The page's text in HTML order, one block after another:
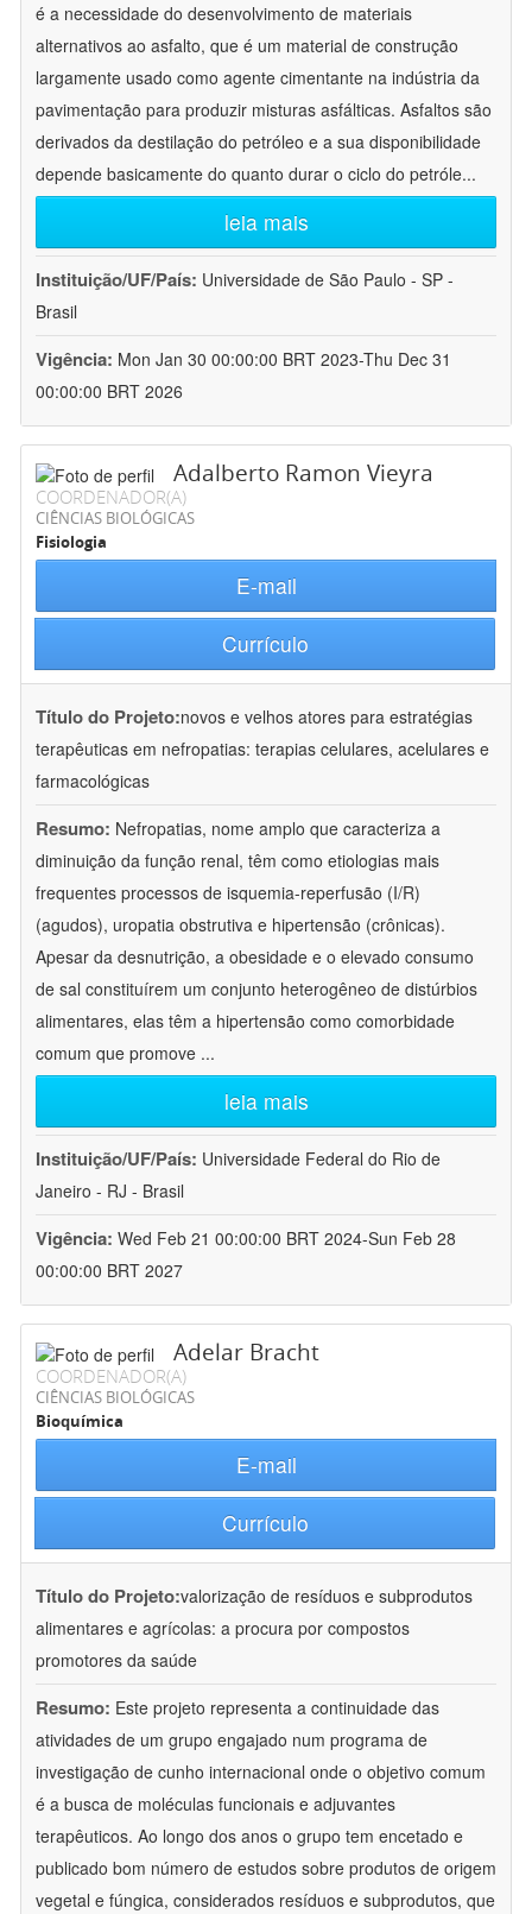
é a necessidade do desenvolvimento de materiais
alternativos ao asfalto, que é um material de construção
largamente usado como agente cimentante na indústria da
pavimentação para produzir misturas asfálticas. Asfaltos são
derivados da destilação do petróleo e a sua disponibilidade
depende basicamente do quanto durar o ciclo do petróle...
leia mais
Instituição/UF/País: Universidade de São Paulo - SP -
Brasil
Vigência: Mon Jan 30 00:00:00 BRT 2023-Thu Dec 31
00:00:00 BRT 2026
Adalberto Ramon Vieyra
COORDENADOR(A)
CIÊNCIAS BIOLÓGICAS
Fisiologia
E-mail
Currículo
Título do Projeto:novos e velhos atores para estratégias
terapêuticas em nefropatias: terapias celulares, acelulares e
farmacológicas
Resumo: Nefropatias, nome amplo que caracteriza a
diminuição da função renal, têm como etiologias mais
frequentes processos de isquemia-reperfusão (I/R)
(agudos), uropatia obstrutiva e hipertensão (crônicas).
Apesar da desnutrição, a obesidade e o elevado consumo
de sal constituírem um conjunto heterogêneo de distúrbios
alimentares, elas têm a hipertensão como comorbidade
comum que promove ...
leia mais
Instituição/UF/País: Universidade Federal do Rio de
Janeiro - RJ - Brasil
Vigência: Wed Feb 21 00:00:00 BRT 2024-Sun Feb 28
00:00:00 BRT 2027
Adelar Bracht
COORDENADOR(A)
CIÊNCIAS BIOLÓGICAS
Bioquímica
E-mail
Currículo
Título do Projeto:valorização de resíduos e subprodutos
alimentares e agrícolas: a procura por compostos
promotores da saúde
Resumo: Este projeto representa a continuidade das
atividades de um grupo engajado num programa de
investigação de cunho internacional onde o objetivo comum
é a busca de moléculas funcionais e adjuvantes
terapêuticos. Ao longo dos anos o grupo tem encetado e
publicado bom número de estudos sobre produtos de origem
vegetal e fúngica, considerados resíduos e subprodutos, que